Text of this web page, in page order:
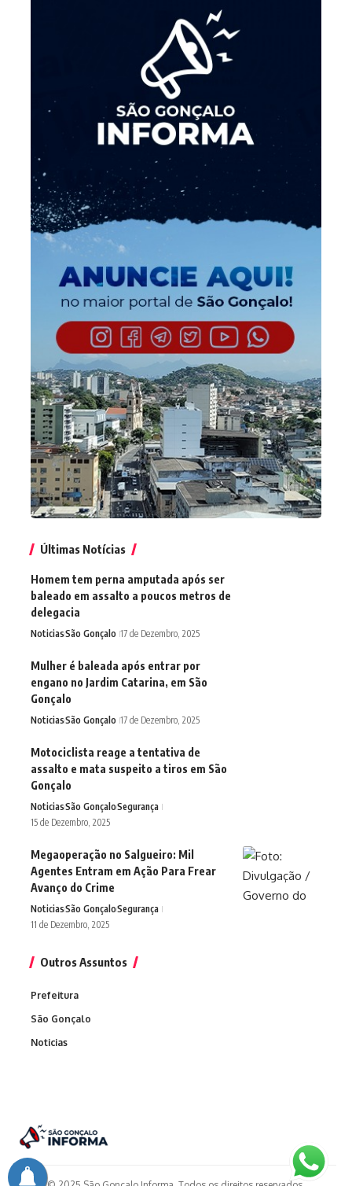
Últimas Notícias
Homem tem perna amputada após ser
baleado em assalto a poucos metros de
delegacia
NoticiasSão Gonçalo 17 de Dezembro, 2025
Mulher é baleada após entrar por
engano no Jardim Catarina, em São
Gonçalo
NoticiasSão Gonçalo 17 de Dezembro, 2025
Motociclista reage a tentativa de
assalto e mata suspeito a tiros em São
Gonçalo
NoticiasSão GonçaloSegurança
15 de Dezembro, 2025
Megaoperação no Salgueiro: Mil
Agentes Entram em Ação Para Frear
Avanço do Crime
NoticiasSão GonçaloSegurança
11 de Dezembro, 2025
Outros Assuntos
Prefeitura
São Gonçalo
Noticias